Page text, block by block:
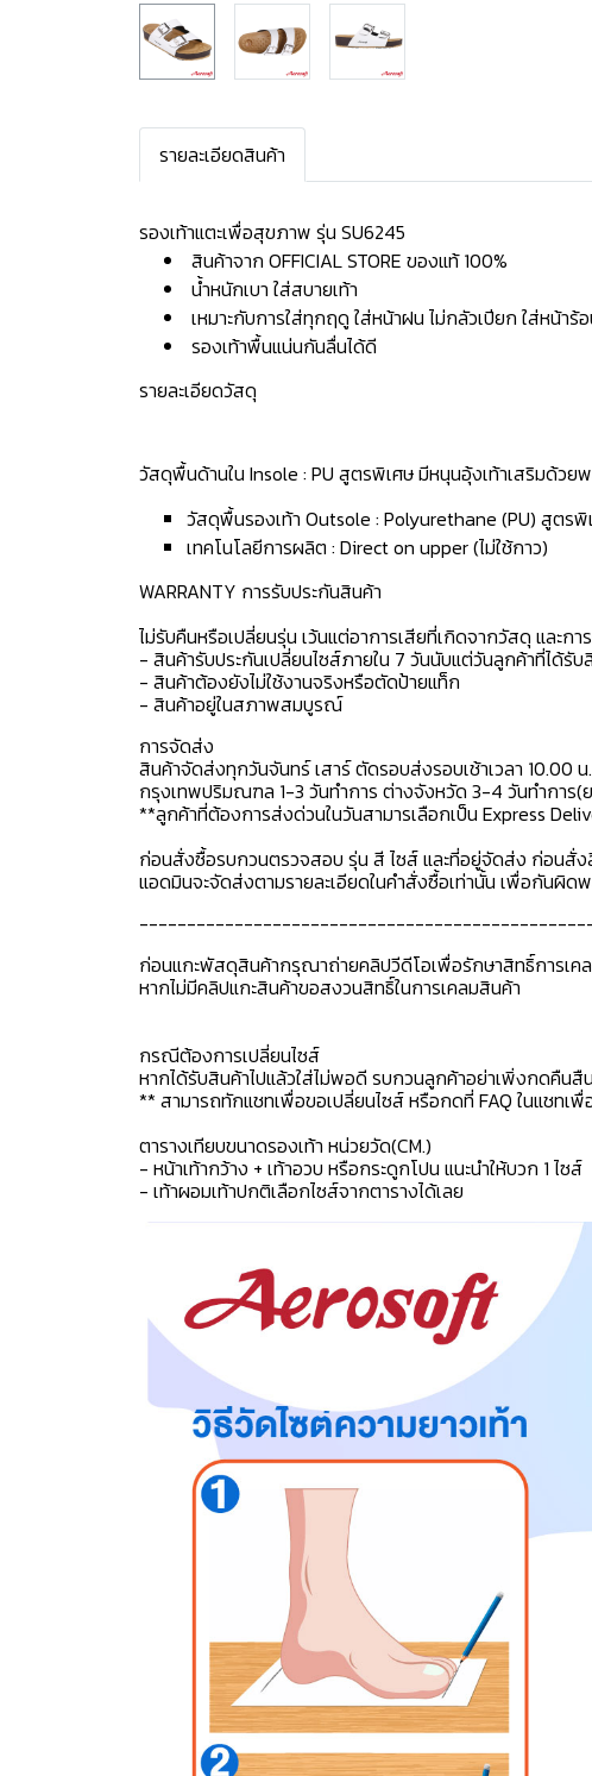
รายละเอียดสินค้า
รองเท้าแตะเพื่อสุขภาพ รุ่น SU6245
สินค้าจาก OFFICIAL STORE ของแท้ 100%
น้ำหนักเบา ใส่สบายเท้า
เหมาะกับการใส่ทุกฤดู ใส่หน้าฝน ไม่กลัวเปียก ใส่หน้าร้
รองเท้าพื้นแน่นกันลื่นได้ดี
รายละเอียดวัสดุ
วัสดุพื้นด้านใน Insole : PU สูตรพิเศษ มีหนุนอุ้งเท้าเสริมด้วย
วัสดุพื้นรองเท้า Outsole : Polyurethane (PU) สูตรพิ
เทคโนโลยีการผลิต : Direct on upper (ไม่ใช้กาว)
WARRANTY การรับประกันสินค้า
ไม่รับคืนหรือเปลี่ยนรุ่น เว้นแต่อาการเสียที่เกิดจากวัสดุ และกา
- สินค้ารับประกันเปลี่ยนไซส์ภายใน 7 วันนับแต่วันลูกค้าที่ได้รับ
- สินค้าต้องยังไม่ใช้งานจริงหรือตัดป้ายแท็ก
- สินค้าอยู่ในสภาพสมบูรณ์
การจัดส่ง
สินค้าจัดส่งทุกวันจันทร์ เสาร์ ตัดรอบส่งรอบเช้าเวลา 10.00
กรุงเทพปริมณฑล 1-3 วันทำการ ต่างจังหวัด 3-4 วันทำการ(
**ลูกค้าที่ต้องการส่งด่วนในวันสามารเลือกเป็น Express
ก่อนสั่งซื้อรบกวนตรวจสอบ รุ่น สี ไซส์ และที่อยู่จัดส่ง ก่อนสั่ง
แอดมินจะจัดส่งตามรายละเอียดในคำสั่งซื้อเท่านั้น เพื่อกันผิด
ก่อนแกะพัสดุสินค้ากรุณาถ่ายคลิปวีดีโอเพื่อรักษาสิทธิ์การเค
หากไม่มีคลิปแกะสินค้าขอสงวนสิทธิ์ในการเคลมสินค้า
กรณีต้องการเปลี่ยนไซส์
หากได้รับสินค้าไปแล้วใส่ไม่พอดี รบกวนลูกค้าอย่าเพิ่งกดคืนสื
** สามารถทักแชทเพื่อขอเปลี่ยนไซส์ หรือกดที่ FAQ ในแชทเพื่
ตารางเทียบขนาดรองเท้า หน่วยวัด(CM.)
- หน้าเท้ากว้าง + เท้าอวบ หรือกระดูกโปน แนะนำให้บวก 1 ไซส์
- เท้าผอมเท้าปกติเลือกไซส์จากตารางได้เลย